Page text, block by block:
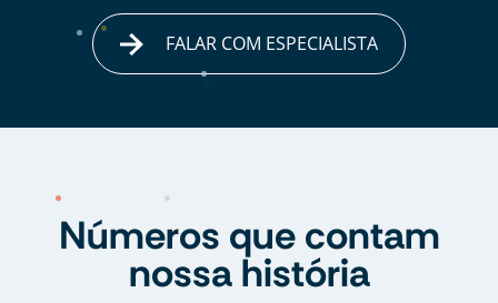
FALAR COM ESPECIALISTA
Números que contam
nossa história